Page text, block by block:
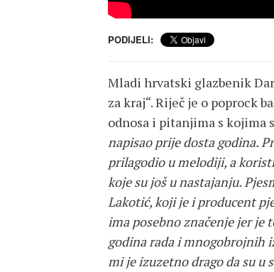
PODIJELI:
Mladi hrvatski glazbenik
za kraj“. Riječ je o poprock
odnosa i pitanjima s kojima
napisao prije dosta godina.
prilagodio u melodiji, a
koje su još u nastajanju.
Lakotić, koji je i producent
ima posebno značenje jer je
godina rada i mnogobrojnih
mi je izuzetno drago da su